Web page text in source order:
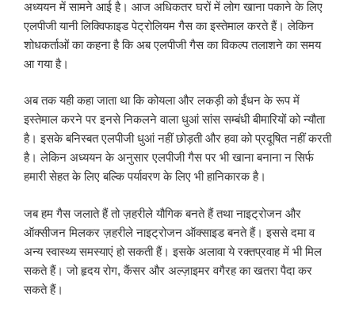
अध्ययन में सामने आई है। आज अधिकतर घरों में लोग खाना पकाने के लिए
एलपीजी यानी लिक्विफाइड पेट्रोलियम गैस का इस्तेमाल करते हैं। लेकिन
शोधकर्ताओं का कहना है कि अब एलपीजी गैस का विकल्प तलाशने का समय
आ गया है।
अब तक यही कहा जाता था कि कोयला और लकड़ी को ईंधन के रूप में
इस्तेमाल करने पर इनसे निकलने वाला धुआं सांस सम्बंधी बीमारियों को न्यौता
है। इसके बनिस्बत एलपीजी धुआं नहीं छोड़ती और हवा को प्रदूषित नहीं करती
है। लेकिन अध्ययन के अनुसार एलपीजी गैस पर भी खाना बनाना न सिर्फ
हमारी सेहत के लिए बल्कि पर्यावरण के लिए भी हानिकारक है।
जब हम गैस जलाते हैं तो ज़हरीले यौगिक बनते हैं तथा नाइट्रोजन और
ऑक्सीजन मिलकर ज़हरीले नाइट्रोजन ऑक्साइड बनते हैं। इससे दमा व
अन्य स्वास्थ्य समस्याएं हो सकती हैं। इसके अलावा ये रक्तप्रवाह में भी मिल
सकते हैं। जो हृदय रोग, कैंसर और अल्ज़ाइमर वगैरह का खतरा पैदा कर
सकते हैं।